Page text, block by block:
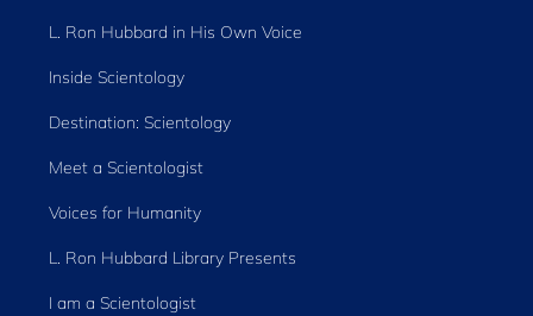
L. Ron Hubbard in His Own Voice
Inside Scientology
Destination: Scientology
Meet a Scientologist
Voices for Humanity
L. Ron Hubbard Library Presents
I am a Scientologist